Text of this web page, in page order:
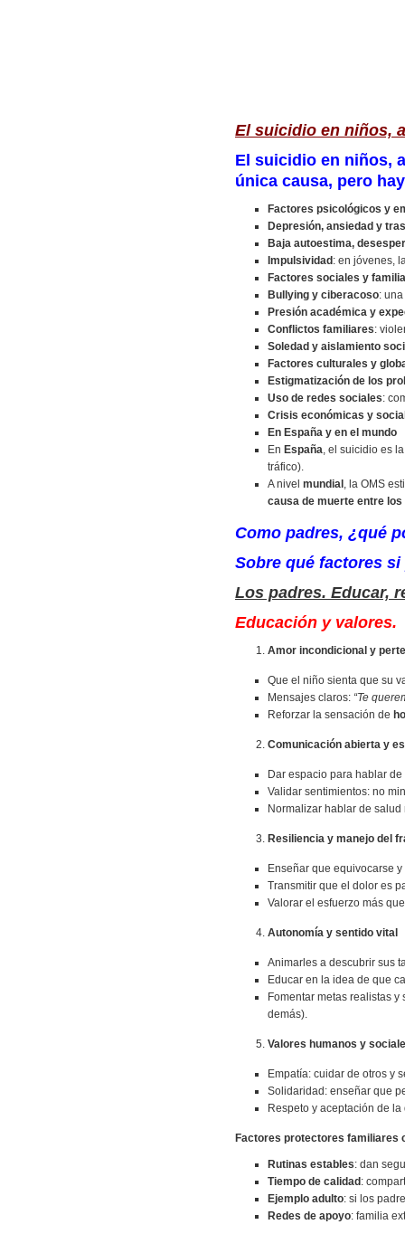
El suicidio en niños,
El suicidio en niños,
única causa, pero
Factores psicológicos y
Depresión, ansiedad y
Baja autoestima,
Impulsividad : en jóvenes,
Factores sociales y
Bullying y ciberacoso:
Presión académica y
Conflictos familiares:
Soledad y aislamiento
Factores culturales y
Estigmatización de los
Uso de redes sociales:
Crisis económicas y
En España y en el mundo
En España, el suicidio es
tráfico).
A nivel mundial , la OMS
causa de muerte entre los
Como padres, ¿qué
Sobre qué factores si
Los padres. Educar,
Educación y valores.
Amor incondicional y
Que el niño sienta que su
Mensajes claros: “Te
Reforzar la sensación de
Comunicación abierta y
Dar espacio para hablar
Validar sentimientos: no
Normalizar hablar de
Resiliencia y manejo del
Enseñar que equivocarse
Transmitir que el dolor es
Valorar el esfuerzo más
Autonomía y sentido vital
Animarles a descubrir sus
Educar en la idea de que
Fomentar metas realistas
demás).
Valores humanos y
Empatía: cuidar de otros y
Solidaridad: enseñar que
Respeto y aceptación de
Factores protectores familiares
Rutinas estables: dan
Tiempo de calidad :
Ejemplo adulto: si los
Redes de apoyo: familia